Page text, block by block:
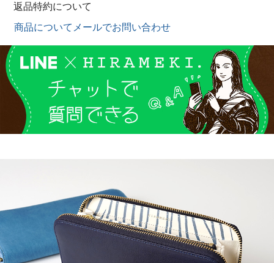
返品特約について
商品についてメールでお問い合わせ